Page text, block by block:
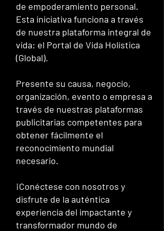
de empoderamiento personal.
Esta iniciativa funciona a través
de nuestra plataforma integral de
vida: el Portal de Vida Holística
(Global).
Presente su causa, negocio,
organización, evento o empresa a
través de nuestras plataformas
publicitarias competentes para
obtener fácilmente el
reconocimiento mundial
necesario.
¡Conéctese con nosotros y
disfrute de la auténtica
experiencia del impactante y
transformador mundo de